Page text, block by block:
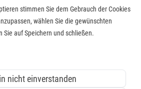
Pflege
Schwäbisch Gmünd
liegen dir am Herzen?
kennenlernen! Wir suchen ab
verantwortungsbewusste
stimmen Sie dem Gebrauch der Cookies
wählen Sie die gewünschten
Sie auf Speichern und schließen.
nicht einverstanden